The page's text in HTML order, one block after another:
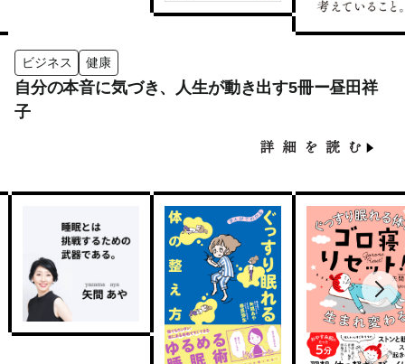
ビジネス 健康
自分の本音に気づき、人生が動き出す5冊ー昼田祥
子